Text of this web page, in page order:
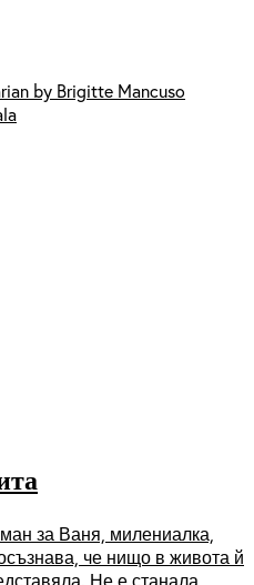
by Brigitte Mancuso
за Ваня, милениалка,
че нищо в живота й
Не е станала